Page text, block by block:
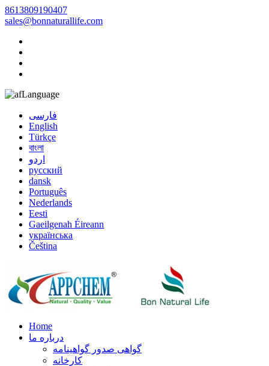
8613809190407
sales@bonnaturallife.com
Language
فارسی
English
Türkçe
বাংলা
اردو
русский
dansk
Português
Nederlands
Eesti
Gaeilgenah Éireann
українська
Čeština
Home
درباره ما
گواهی صدور گواهینامه
کارخانه